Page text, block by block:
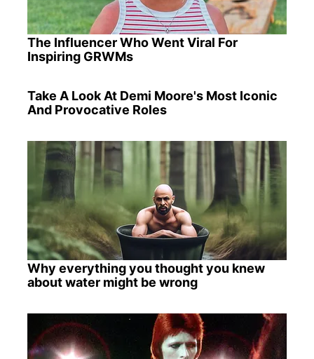
The Influencer Who Went Viral For
Inspiring GRWMs
Take A Look At Demi Moore's Most Iconic
And Provocative Roles
Why everything you thought you knew
about water might be wrong